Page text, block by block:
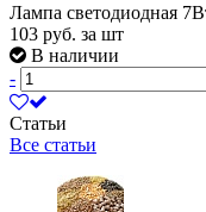
Лампа светодиодная
103 руб. за шт
В наличии
-
Статьи
Все статьи